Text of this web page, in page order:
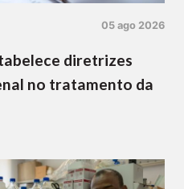
05 ago 2026
diretrizes
no tratamento da